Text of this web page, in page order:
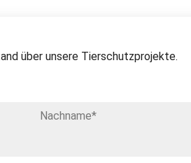
über unsere Tierschutzprojekte.